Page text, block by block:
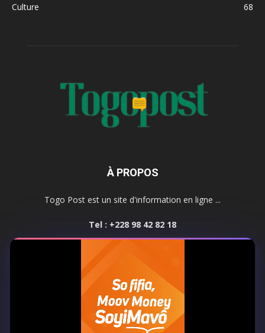
Culture
68
À PROPOS
Togo Post est un site d'information en ligne ...
Tel : +228 98 42 82 18
SUIVEZ NOUS